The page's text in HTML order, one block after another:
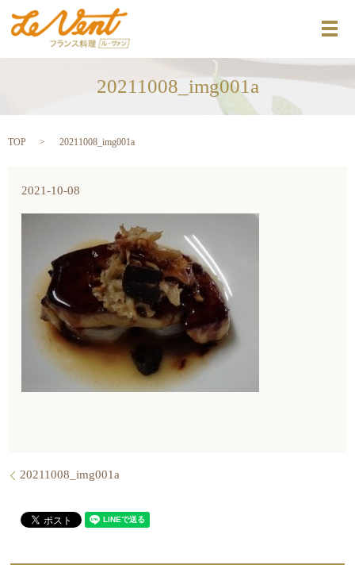
メ
20211008_img001a
TOP 20211008_img001a
2021-10-08
20211008_img001a